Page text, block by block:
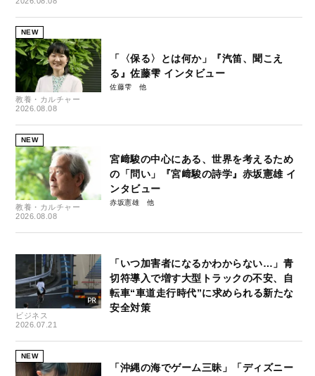
NEW
教養・カルチャー
2026.08.08
「〈保る〉とは何か」『汽笛、聞こえ
る』佐藤雫 インタビュー
佐藤雫
NEW
教養・カルチャー
2026.08.08
宮﨑駿の中心にある、世界を考えるため
の「問い」『宮﨑駿の詩学』赤坂憲雄 イ
ンタビュー
赤坂憲雄
ビジネス
2026.07.21
「いつ加害者になるかわからない…」青
切符導入で増す大型トラックの不安、自
転車“車道走行時代”に求められる新たな
安全対策
NEW
「沖縄の海でゲーム三昧」「ディズニー